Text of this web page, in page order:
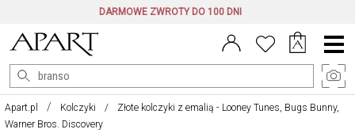
DARMOWE ZWROTY DO 100 DNI
Menu
główne
Apart.pl Kolczyki
Złote kolczyki z emalią - Looney Tunes, Bugs Bunny,
Warner Bros. Discovery